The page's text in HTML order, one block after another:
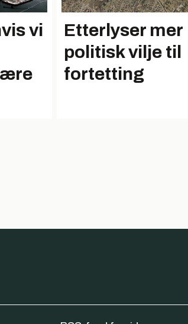
vi
Etterlyser mer
politisk vilje til
fortetting